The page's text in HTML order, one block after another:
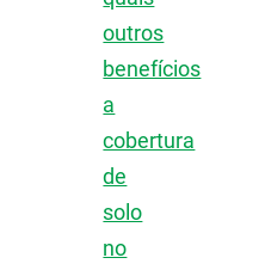
outros
benefícios
a
cobertura
de
solo
no